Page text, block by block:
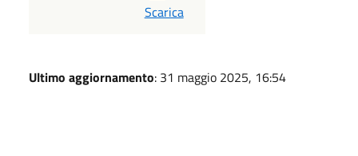
PDF
Scarica
Ultimo aggiornamento: 31 maggio 2025, 16:54